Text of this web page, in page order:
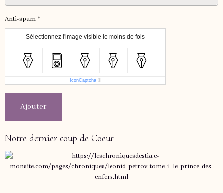
Anti-spam
Sélectionnez l'image visible le moins de fois
IconCaptcha ©
Ajouter
Notre dernier coup de Coeur